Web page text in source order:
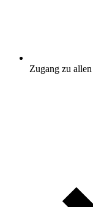
Zugang zu